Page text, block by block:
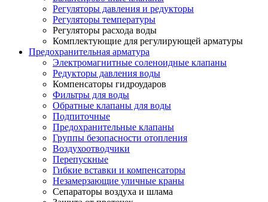
Регуляторы давления и редукторы
Регуляторы температуры
Регуляторы расхода воды
Комплектующие для регулирующей арматуры
Предохранительная арматура
Электромагнитные соленоидные клапаны
Редукторы давления воды
Компенсаторы гидроударов
Фильтры для воды
Обратные клапаны для воды
Подпиточные
Предохранительные клапаны
Группы безопасности отопления
Воздухоотводчики
Перепускные
Гибкие вставки и компенсаторы
Незамерзающие уличные краны
Сепараторы воздуха и шлама